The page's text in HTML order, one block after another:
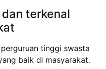
terkenal
tinggi swasta
baik di masyarakat.